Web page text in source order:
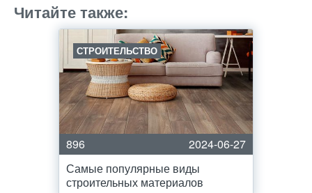
Читайте также:
СТРОИТЕЛЬСТВО
896
2024-06-27
Самые популярные виды
строительных материалов